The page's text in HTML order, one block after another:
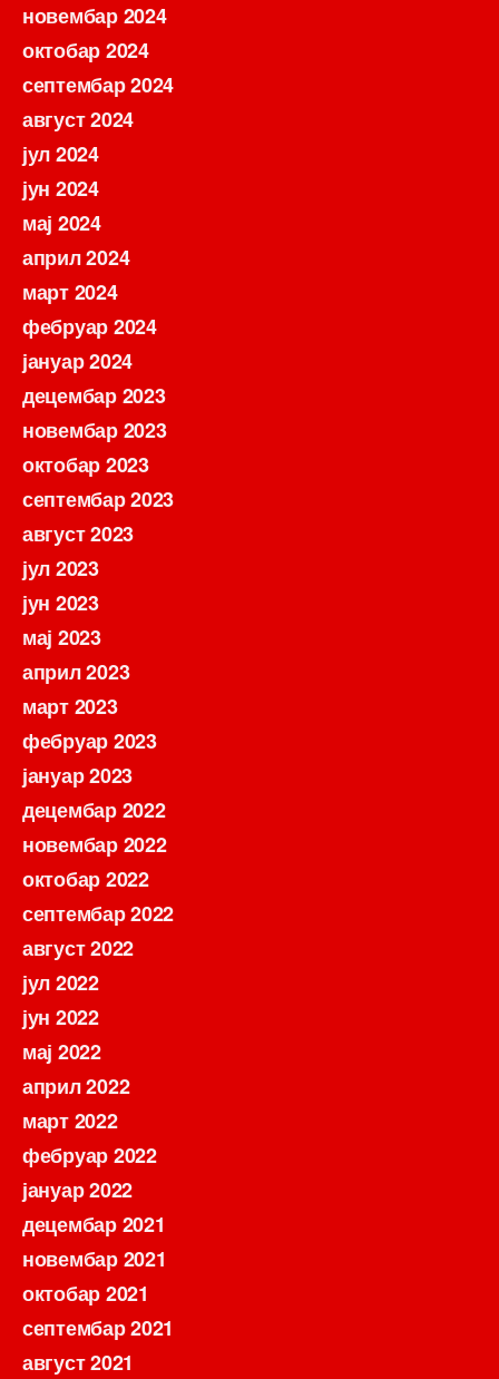
новембар 2024
октобар 2024
септембар 2024
август 2024
јул 2024
јун 2024
мај 2024
април 2024
март 2024
фебруар 2024
јануар 2024
децембар 2023
новембар 2023
октобар 2023
септембар 2023
август 2023
јул 2023
јун 2023
мај 2023
април 2023
март 2023
фебруар 2023
јануар 2023
децембар 2022
новембар 2022
октобар 2022
септембар 2022
август 2022
јул 2022
јун 2022
мај 2022
април 2022
март 2022
фебруар 2022
јануар 2022
децембар 2021
новембар 2021
октобар 2021
септембар 2021
август 2021